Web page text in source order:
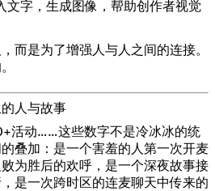
字，生成图像，帮助创作者视觉
而是为了增强人与人之间的连接。
人与故事
活动……这些数字不是冷冰冰的统
叠加：是一个害羞的人第一次开麦
为胜后的欢呼，是一个深夜故事接
是一次跨时区的连麦聊天中传来的